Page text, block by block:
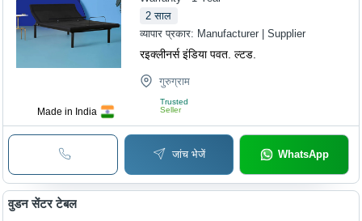
Made in India
2 साल
व्यापार प्रकार: Manufacturer | Supplier
रइक्लीनर्स इंडिया पवत. ल्टड.
गुरुग्राम
Trusted
Seller
जांच भेजें WhatsApp
वुडन सेंटर टेबल